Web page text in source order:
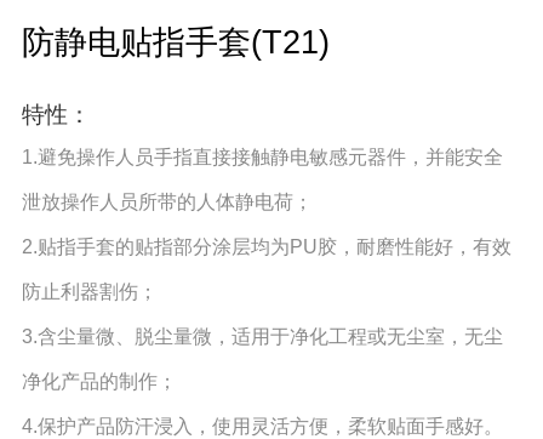
防静电贴指手套(T21)
特性：
1.避免操作人员手指直接接触静电敏感元器件，并能安全
泄放操作人员所带的人体静电荷；
2.贴指手套的贴指部分涂层均为PU胶，耐磨性能好，有效
防止利器割伤；
3.含尘量微、脱尘量微，适用于净化工程或无尘室，无尘
净化产品的制作；
4.保护产品防汗浸入，使用灵活方便，柔软贴面手感好。